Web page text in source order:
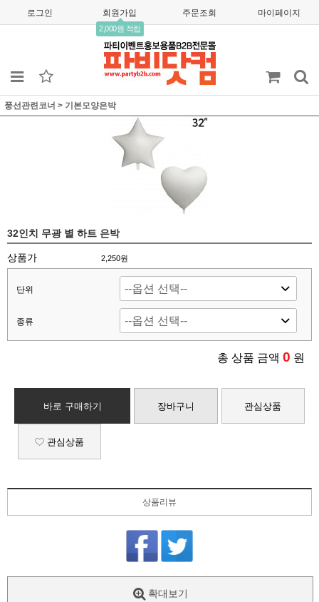
로그인 회원가입
2,000원 적립
주문조회 마이페이지
풍선관련코너 > 기본모양은박
32인치 무광 별 하트 은박
상품가 2,250원
단위
종류
총 상품 금액 0 원
바로 구매하기 장바구니 관심상품
관심상품
상품리뷰
확대보기